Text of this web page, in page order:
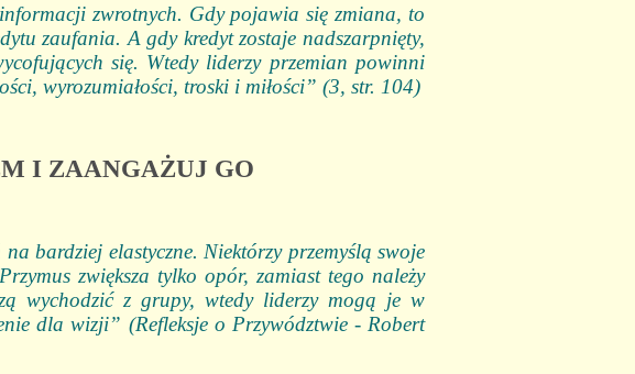
zwrotnych. Gdy pojawia się zmiana, to
zaufania. A gdy kredyt zostaje nadszarpnięty,
się. Wtedy liderzy przemian powinni
wyrozumiałości, troski i miłości” (3, str. 104)
I ZAANGAŻUJ GO
bardziej elastyczne. Niektórzy przemyślą swoje
zwiększa tylko opór, zamiast tego należy
wychodzić z grupy, wtedy liderzy mogą je w
dla wizji” (Refleksje o Przywództwie - Robert